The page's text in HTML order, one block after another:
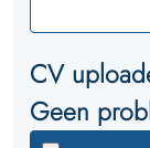
CV
Geen